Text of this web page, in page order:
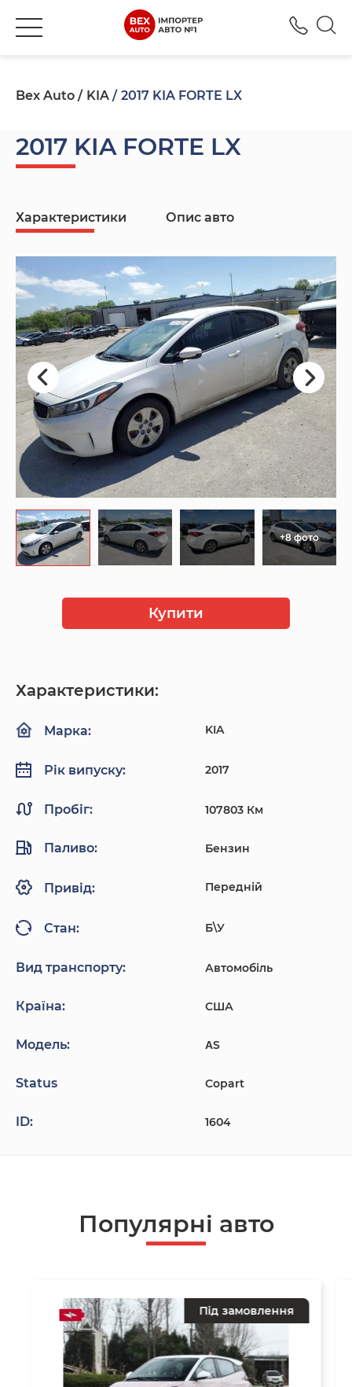
Bex Auto KIA 2017 KIA FORTE LX
2017 KIA FORTE LX
Характеристики Опис авто
+8 фото
Купити
Характеристики:
Марка: KIA
Рік випуску: 2017
Пробіг: 107803 Км
Паливо: Бензин
Привід: Передній
Стан: Б\У
Вид транспорту: Автомобіль
Країна: США
Модель: ΑS
Status Copart
ID: 1604
Популярнi авто
Під замовлення